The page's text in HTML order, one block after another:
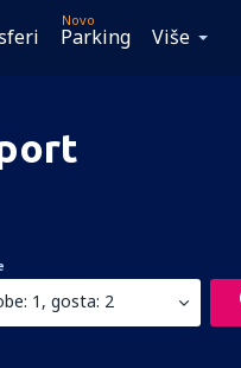
Novo
Parking Više
1, gosta: 2